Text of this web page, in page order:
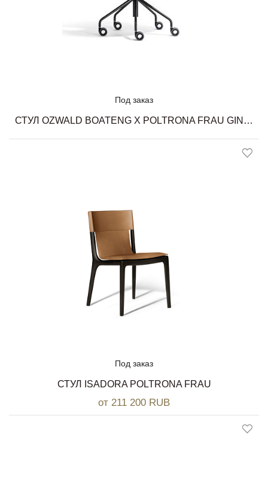
Под заказ
СТУЛ OZWALD BOATENG X POLTRONA FRAU GINGER ALE SMALL ARMCHAIR POLTRONA FRAU
Под заказ
СТУЛ ISADORA POLTRONA FRAU
от 211 200 RUB